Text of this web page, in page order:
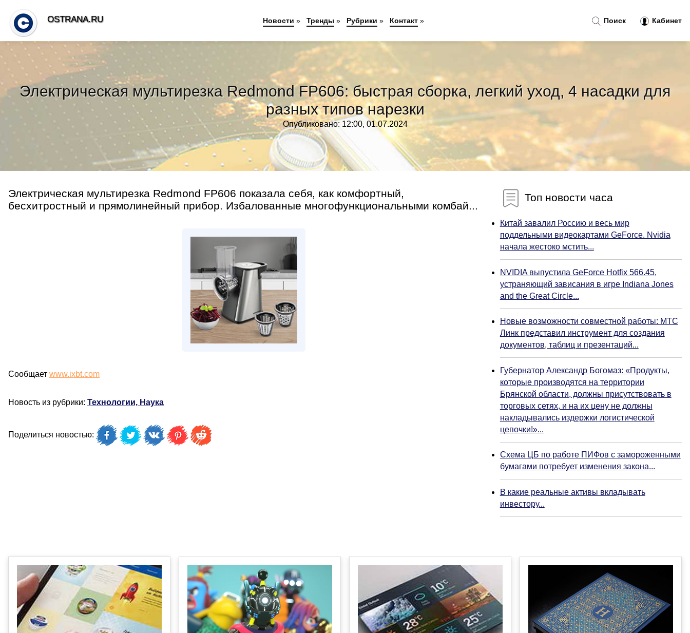
Электрическая мультирезка Redmond FP606: быстрая сборка, легкий уход, 4 насадки для
разных типов нарезки
Опубликовано: 12:00, 01.07.2024
Электрическая мультирезка Redmond FP606 показала себя, как комфортный,
бесхитростный и прямолинейный прибор. Избалованные многофункциональными комбай...
Сообщает www.ixbt.com
Новость из рубрики: Технологии, Наука
Поделиться новостью:
Топ новости часа
Китай завалил Россию и весь мир
поддельными видеокартами GeForce. Nvidia
начала жестоко мстить...
NVIDIA выпустила GeForce Hotfix 566.45,
устраняющий зависания в игре Indiana Jones
and the Great Circle...
Новые возможности совместной работы: МТС
Линк представил инструмент для создания
документов, таблиц и презентаций...
Губернатор Александр Богомаз: «Продукты,
которые производятся на территории
Брянской области, должны присутствовать в
торговых сетях, и на их цену не должны
накладывались издержки логистической
цепочки!»...
Схема ЦБ по работе ПИФов с замороженными
бумагами потребует изменения закона...
В какие реальные активы вкладывать
инвестору...
Поиск Кабинет
OSTRANA.RU Новости » Тренды » Рубрики » Контакт»